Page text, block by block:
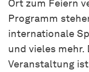
Ort zum Feiern
Programm
internationale
und vieles
Veranstaltung